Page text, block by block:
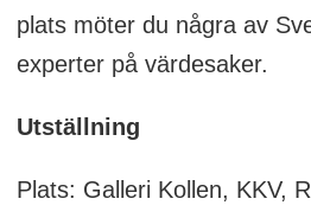
plats möter du några av
experter på värdesaker.
Utställning
Plats: Galleri Kollen, KKV,